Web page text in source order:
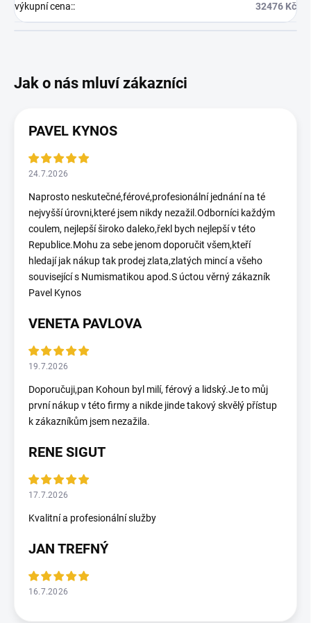
výkupní cena:: 32476 Kč
PAVEL KYNOS
24.7.2026
Naprosto neskutečné,férové,profesionální jednání na té
nejvyšší úrovni,které jsem nikdy nezažil.Odborníci každým
coulem, nejlepší široko daleko,řekl bych nejlepší v této
Republice.Mohu za sebe jenom doporučit všem,kteří
hledají jak nákup tak prodej zlata,zlatých mincí a všeho
související s Numismatikou apod.S úctou věrný zákazník
Pavel Kynos
VENETA PAVLOVA
19.7.2026
Doporučuji,pan Kohoun byl milí, férový a lidský.Je to můj
první nákup v této firmy a nikde jinde takový skvělý přístup
k zákazníkům jsem nezažila.
RENE SIGUT
17.7.2026
Kvalitní a profesionální služby
JAN TREFNÝ
16.7.2026